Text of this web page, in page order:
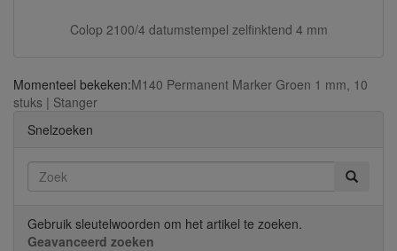
Colop 2100/4 datumstempel zelfinktend 4 mm
Momenteel bekeken:M140 Permanent Marker Groen 1 mm, 10
stuks | Stanger
Snelzoeken
Gebruik sleutelwoorden om het artikel te zoeken.
Geavanceerd zoeken